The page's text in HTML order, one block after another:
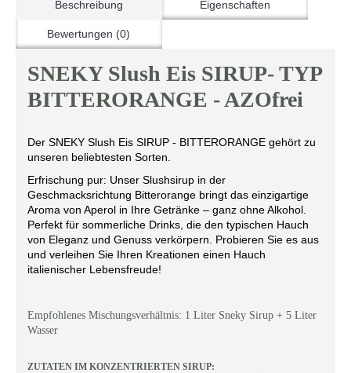
Beschreibung Eigenschaften
Bewertungen (0)
SNEKY Slush Eis SIRUP- TYP
BITTERORANGE - AZOfrei
Der SNEKY Slush Eis SIRUP - BITTERORANGE gehört zu
unseren beliebtesten Sorten.
Erfrischung pur: Unser Slushsirup in der
Geschmacksrichtung Bitterorange bringt das einzigartige
Aroma von Aperol in Ihre Getränke – ganz ohne Alkohol.
Perfekt für sommerliche Drinks, die den typischen Hauch
von Eleganz und Genuss verkörpern. Probieren Sie es aus
und verleihen Sie Ihren Kreationen einen Hauch
italienischer Lebensfreude!
Empfohlenes Mischungsverhältnis: 1 Liter Sneky Sirup + 5 Liter
Wasser
ZUTATEN IM KONZENTRIERTEN SIRUP: